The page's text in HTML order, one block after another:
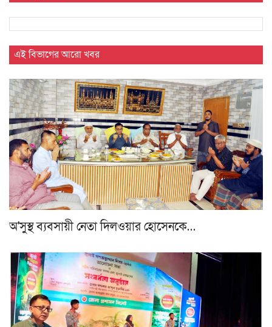
এই বিভাগের আরো খবর
অ'সুস্থ ব্যবসায়ী নেতা দিলওয়ার হোসেনকে…